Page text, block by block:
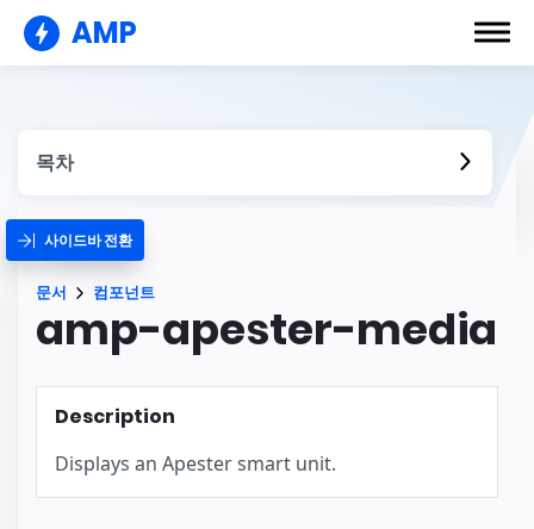
AMP
목차
사이드바 전환
문서 컴포넌트
amp-apester-media
Description
Displays an Apester smart unit.